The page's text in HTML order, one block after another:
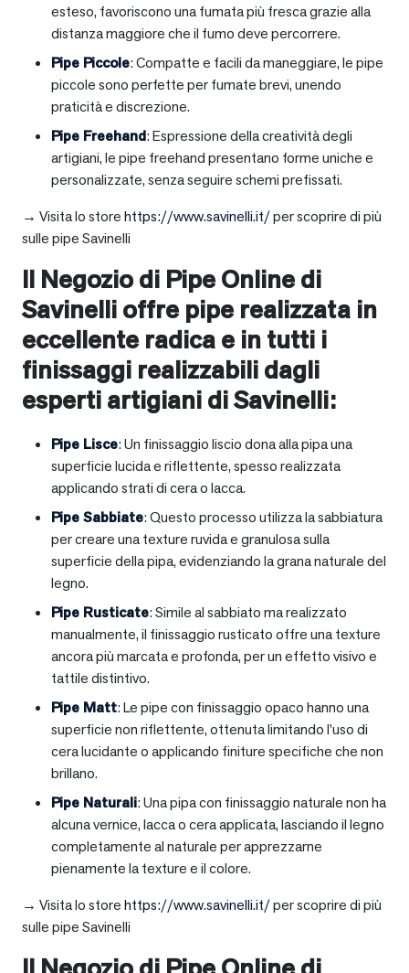
esteso, favoriscono una fumata più fresca grazie alla
distanza maggiore che il fumo deve percorrere.
Pipe Piccole: Compatte e facili da maneggiare, le pipe
piccole sono perfette per fumate brevi, unendo
praticità e discrezione.
Pipe Freehand: Espressione della creatività degli
artigiani, le pipe freehand presentano forme uniche e
personalizzate, senza seguire schemi prefissati.
→ Visita lo storehttps://www.savinelli.it/per scoprire di più
sulle pipe Savinelli
Il Negozio di Pipe Online di
Savinelli offre pipe realizzata in
eccellente radica e in tutti i
finissaggi realizzabili dagli
esperti artigiani di Savinelli:
Pipe Lisce: Un finissaggio liscio dona alla pipa una
superficie lucida e riflettente, spesso realizzata
applicando strati di cera o lacca.
Pipe Sabbiate: Questo processo utilizza la sabbiatura
per creare una texture ruvida e granulosa sulla
superficie della pipa, evidenziando la grana naturale del
legno.
Pipe Rusticate: Simile al sabbiato ma realizzato
manualmente, il finissaggio rusticato offre una texture
ancora più marcata e profonda, per un effetto visivo e
tattile distintivo.
Pipe Matt: Le pipe con finissaggio opaco hanno una
superficie non riflettente, ottenuta limitando l’uso di
cera lucidante o applicando finiture specifiche che non
brillano.
Pipe Naturali: Una pipa con finissaggio naturale non ha
alcuna vernice, lacca o cera applicata, lasciando il legno
completamente al naturale per apprezzarne
pienamente la texture e il colore.
→ Visita lo storehttps://www.savinelli.it/per scoprire di più
sulle pipe Savinelli